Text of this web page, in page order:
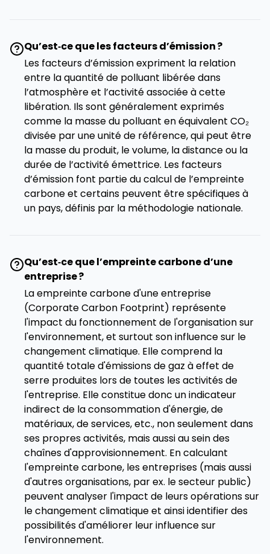
Qu’est‑ce que les facteurs d’émission ?
Les facteurs d’émission expriment la relation
entre la quantité de polluant libérée dans
l’atmosphère et l’activité associée à cette
libération. Ils sont généralement exprimés
comme la masse du polluant en équivalent CO₂
divisée par une unité de référence, qui peut être
la masse du produit, le volume, la distance ou la
durée de l’activité émettrice. Les facteurs
d’émission font partie du calcul de l’empreinte
carbone et certains peuvent être spécifiques à
un pays, définis par la méthodologie nationale.
Qu’est‑ce que l’empreinte carbone d’une
entreprise ?
La empreinte carbone d'une entreprise
(Corporate Carbon Footprint) représente
l'impact du fonctionnement de l'organisation sur
l'environnement, et surtout son influence sur le
changement climatique. Elle comprend la
quantité totale d'émissions de gaz à effet de
serre produites lors de toutes les activités de
l'entreprise. Elle constitue donc un indicateur
indirect de la consommation d'énergie, de
matériaux, de services, etc., non seulement dans
ses propres activités, mais aussi au sein des
chaînes d'approvisionnement. En calculant
l'empreinte carbone, les entreprises (mais aussi
d'autres organisations, par ex. le secteur public)
peuvent analyser l'impact de leurs opérations sur
le changement climatique et ainsi identifier des
possibilités d'améliorer leur influence sur
l'environnement.